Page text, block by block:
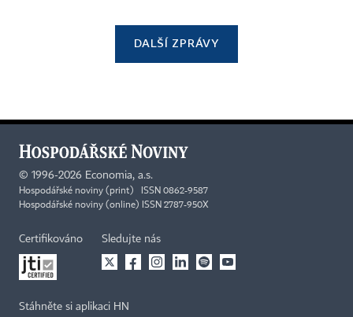
DALŠÍ ZPRÁVY
© 1996-2026 Economia, a.s.
Hospodářské noviny (print) ISSN 0862-9587
Hospodářské noviny (online) ISSN 2787-950X
Certifikováno Sledujte nás
Stáhněte si aplikaci HN